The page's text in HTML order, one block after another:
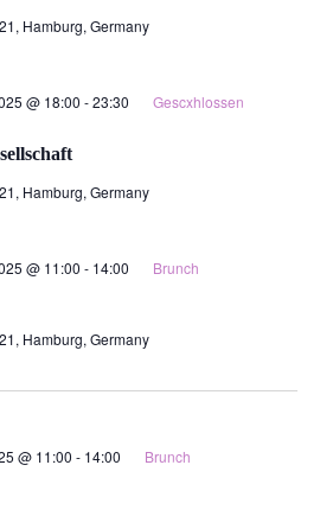
Hamburg, Germany
@ 18:00 -23:30
Gescxhlossen
Hamburg, Germany
@ 11:00 - 14:00 Brunch
Hamburg, Germany
@ 11:00 - 14:00 Brunch